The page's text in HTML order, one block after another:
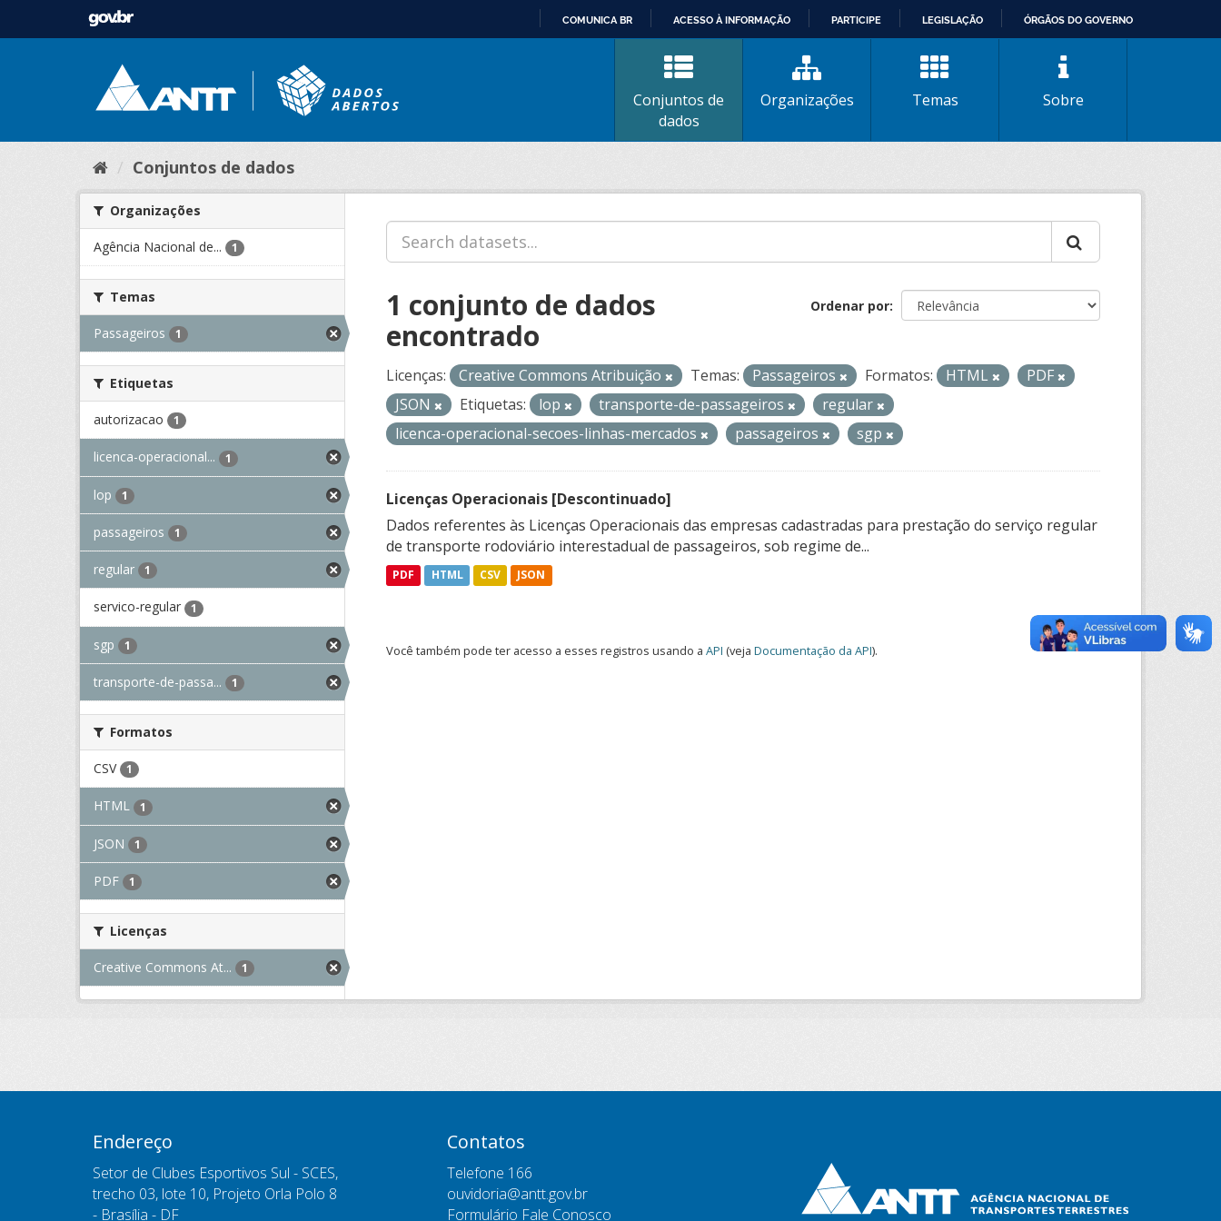
CONTEÚDO
COMUNICA BR ACESSO À INFORMAÇÃO PARTICIPE LEGISLAÇÃO ÓRGÃOS DO GOVERNO
Conjuntos de
dados
Organizações Temas Sobre
Conjuntos de dados
Organizações
Agência Nacional de... 1
Temas
Passageiros 1
Etiquetas
autorizacao 1
licenca-operacional... 1
lop 1
passageiros 1
regular 1
servico-regular 1
sgp 1
transporte-de-passa... 1
Formatos
CSV 1
HTML 1
JSON 1
PDF 1
Licenças
Creative Commons At... 1
Ordenar por
1 conjunto de dados
encontrado
Licenças: Creative Commons Atribuição Temas: Passageiros Formatos: HTML
PDF
JSON
Etiquetas: lop transporte-de-passageiros
regular
licenca-operacional-secoes-linhas-mercados
passageiros sgp
Licenças Operacionais [Descontinuado]
Dados referentes às Licenças Operacionais das empresas cadastradas para prestação do serviço regular
de transporte rodoviário interestadual de passageiros, sob regime de...
PDF HTML CSV JSON
Você também pode ter acesso a esses registros usando a API (veja Documentação da API).
Endereço
Setor de Clubes Esportivos Sul - SCES,
trecho 03, lote 10, Projeto Orla Polo 8
- Brasília - DF
Contatos
Telefone 166
ouvidoria@antt.gov.br
Formulário Fale Conosco